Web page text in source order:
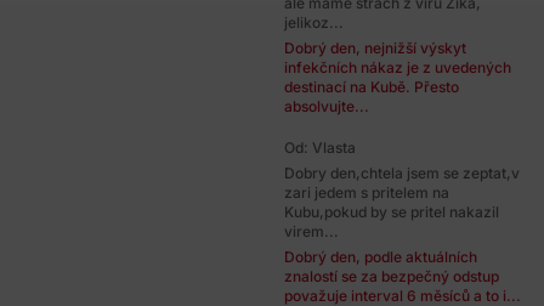
jelikoz...
Dobrý den, nejnižší výskyt
infekčních nákaz je z uvedených
destinací na Kubě. Přesto
absolvujte...
Od: Vlasta
Dobry den,chtela jsem se zeptat,v
zari jedem s pritelem na
Kubu,pokud by se pritel nakazil
virem...
Dobrý den, podle aktuálních
znalostí se za bezpečný odstup
považuje interval 6 měsíců a to i...